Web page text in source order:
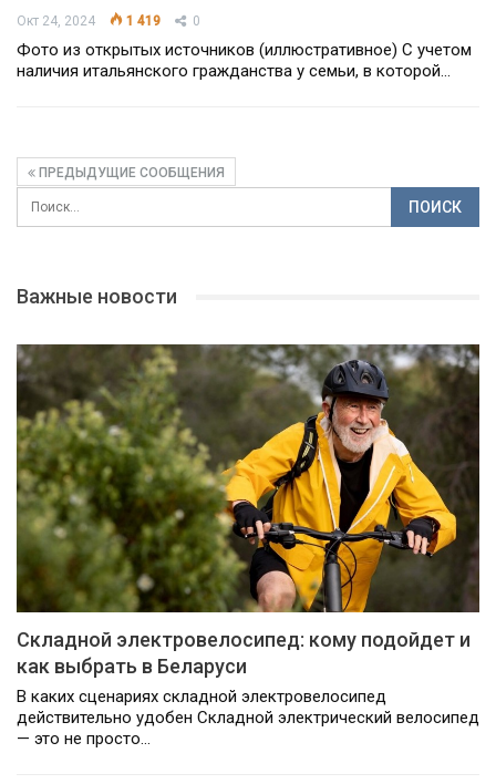
Окт 24, 2024 1 419 0
Фото из открытых источников (иллюстративное) С учетом
наличия итальянского гражданства у семьи, в которой…
ПРЕДЫДУЩИЕ СООБЩЕНИЯ
Важные новости
Складной электровелосипед: кому подойдет и
как выбрать в Беларуси
В каких сценариях складной электровелосипед
действительно удобен Складной электрический велосипед
— это не просто…